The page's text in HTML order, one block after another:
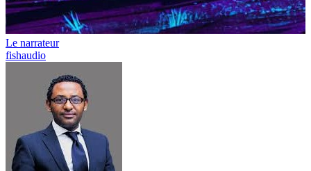
Le narrateur
fishaudio